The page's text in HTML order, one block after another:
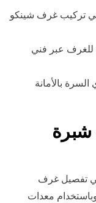
تركيب غرف شينكو
للغرف عبر فني
بالأمانة
تفصيل غرف
معدات